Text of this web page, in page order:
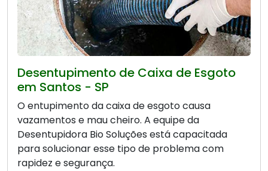
Desentupimento de Caixa de Esgoto
em Santos - SP
O entupimento da caixa de esgoto causa
vazamentos e mau cheiro. A equipe da
Desentupidora Bio Soluções está capacitada
para solucionar esse tipo de problema com
rapidez e segurança.